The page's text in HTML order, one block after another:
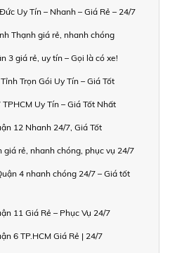
Uy Tín – Nhanh – Giá Rẻ – 24/7
Thạnh giá rẻ, nhanh chóng
3 giá rẻ, uy tín – Gọi là có xe!
Trọn Gói Uy Tín – Giá Tốt
Uy Tín – Giá Tốt Nhất
12 Nhanh 24/7, Giá Tốt
rẻ, nhanh chóng, phục vụ 24/7
4 nhanh chóng 24/7 – Giá tốt
11 Giá Rẻ – Phục Vụ 24/7
6 TP.HCM Giá Rẻ | 24/7